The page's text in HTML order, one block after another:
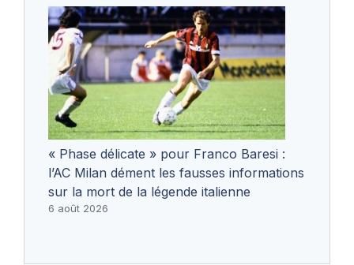
« Phase délicate » pour Franco Baresi :
l’AC Milan dément les fausses informations
sur la mort de la légende italienne
6 août 2026